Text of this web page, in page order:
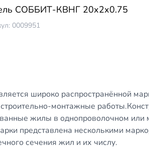
СОББИТ-КВНГ 20х2х0.75
0009951
широко распространённой
монтажные
жилы в однопроволочном или
представлена несколькими
сечения жил и их числу.